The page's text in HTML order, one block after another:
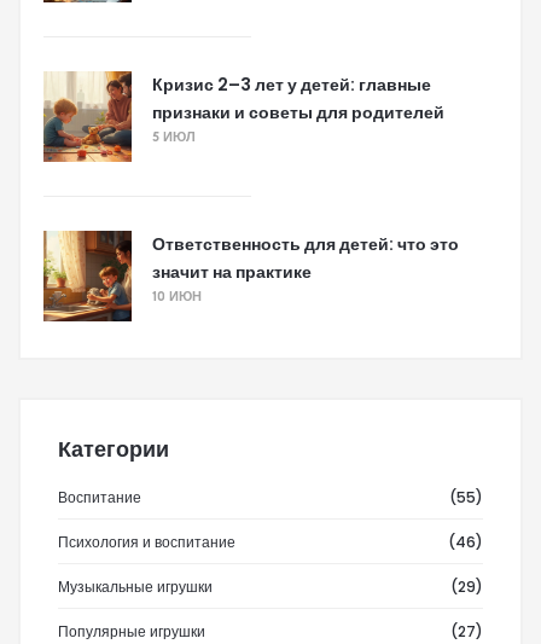
Кризис 2–3 лет у детей: главные
признаки и советы для родителей
5 ИЮЛ
Ответственность для детей: что это
значит на практике
10 ИЮН
Категории
Воспитание (55)
Психология и воспитание (46)
Музыкальные игрушки (29)
Популярные игрушки (27)